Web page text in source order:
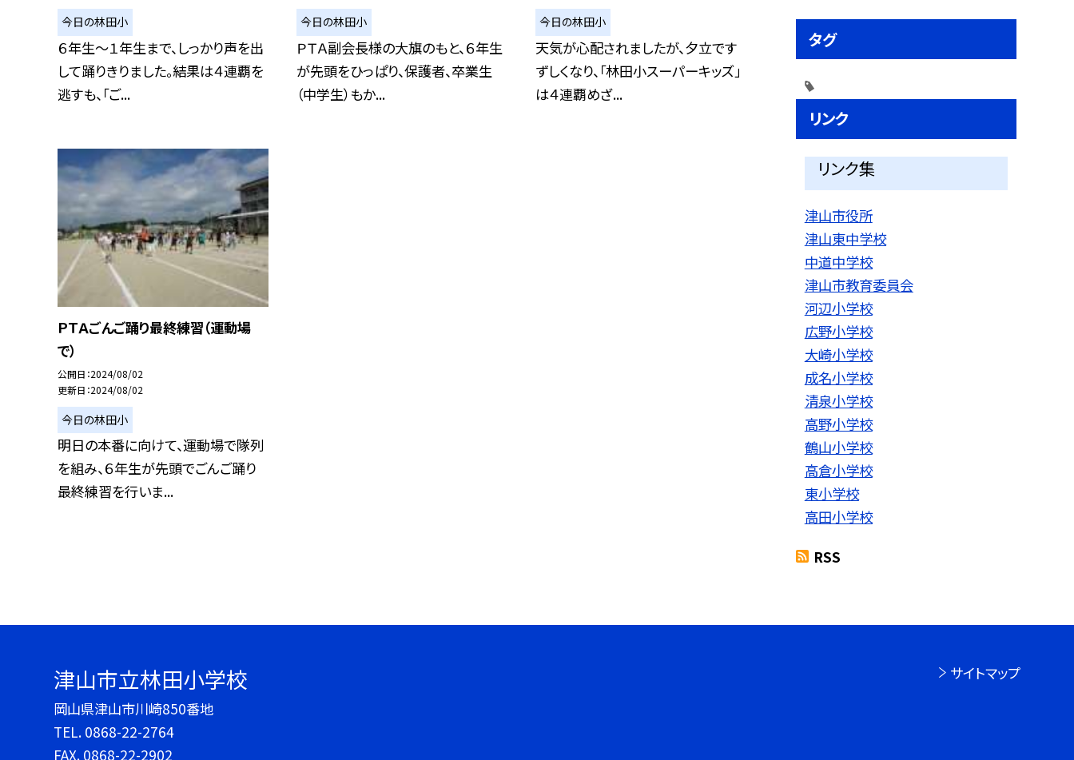
今日の林田小
６年生〜１年生まで、しっかり声を出
して踊りきりました。結果は４連覇を
逃すも、「ご...
今日の林田小
ＰＴＡ副会長様の大旗のもと、６年生
が先頭をひっぱり、保護者、卒業生
（中学生）もか...
今日の林田小
天気が心配されましたが、夕立です
ずしくなり、「林田小スーパーキッズ」
は４連覇めざ...
ＰＴＡごんご踊り最終練習（運動場
で）
公開日 2024/08/02
更新日 2024/08/02
今日の林田小
明日の本番に向けて、運動場で隊列
を組み、６年生が先頭でごんご踊り
最終練習を行いま...
タグ
リンク
リンク集
津山市役所
津山東中学校
中道中学校
津山市教育委員会
河辺小学校
広野小学校
大崎小学校
成名小学校
清泉小学校
高野小学校
鶴山小学校
高倉小学校
東小学校
高田小学校
RSS
津山市立林田小学校
岡山県津山市川崎850番地
TEL. 0868-22-2764
FAX. 0868-22-2902
サイトマップ